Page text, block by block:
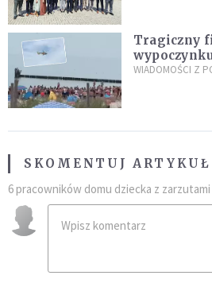
Tragiczny
zarzuty
WIADOMOŚCI Z
SKOMENTUJ ARTYKUŁ
6 pracowników domu dziecka z zarzutami